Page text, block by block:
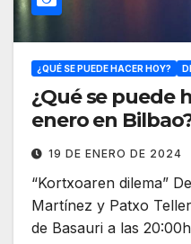
¿QUÉ SE PUEDE HACER HOY?
¿Qué se puede
enero en
19 DE ENERO DE 2024
“Kortxoaren dilema”
Martínez y Patxo
de Basauri a las